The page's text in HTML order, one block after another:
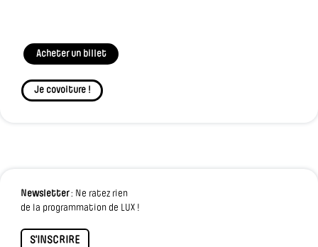
Acheter un billet
Je covoiture !
Newsletter: Ne ratez rien
de la programmation de LUX !
S'INSCRIRE